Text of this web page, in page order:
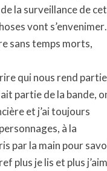
la surveillance de
vont
sans temps morts,
qui nous rend partie
partie de la bande,
et j’ai toujours
à la
par la main pour
plus je lis et plus